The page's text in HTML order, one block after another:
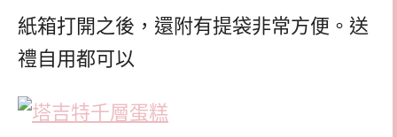
紙箱打開之後，還附有提袋非常方便。送
禮自用都可以